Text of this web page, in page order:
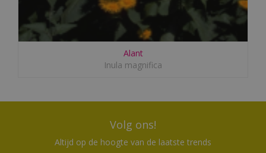
Alant
Inula magnifica
Volg ons!
Altijd op de hoogte van de laatste trends